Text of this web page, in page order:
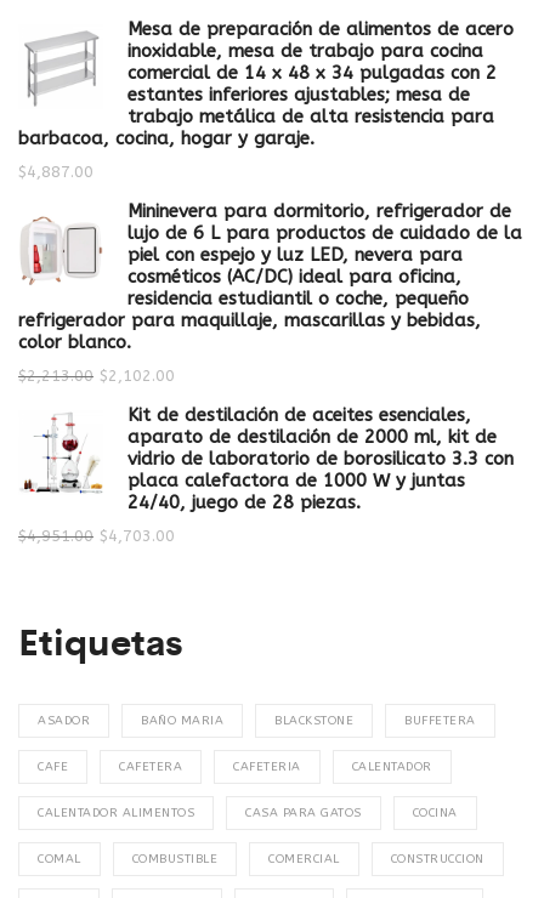
Mesa de preparación de alimentos de acero
inoxidable, mesa de trabajo para cocina
comercial de 14 x 48 x 34 pulgadas con 2
estantes inferiores ajustables; mesa de
trabajo metálica de alta resistencia para
barbacoa, cocina, hogar y garaje.
$4,887.00
Mininevera para dormitorio, refrigerador de
lujo de 6 L para productos de cuidado de la
piel con espejo y luz LED, nevera para
cosméticos (AC/DC) ideal para oficina,
residencia estudiantil o coche, pequeño
refrigerador para maquillaje, mascarillas y bebidas,
color blanco.
$2,213.00 $2,102.00
Kit de destilación de aceites esenciales,
aparato de destilación de 2000 ml, kit de
vidrio de laboratorio de borosilicato 3.3 con
placa calefactora de 1000 W y juntas
24/40, juego de 28 piezas.
$4,951.00 $4,703.00
Etiquetas
ASADOR BAÑO MARIA BLACKSTONE BUFFETERA
CAFE CAFETERA CAFETERIA CALENTADOR
CALENTADOR ALIMENTOS CASA PARA GATOS COCINA
COMAL COMBUSTIBLE COMERCIAL CONSTRUCCION